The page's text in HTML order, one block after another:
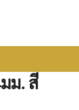
ม. สี